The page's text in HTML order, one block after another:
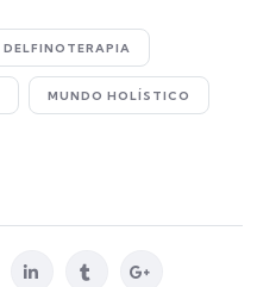
DELFINOTERAPIA
MUNDO HOLÍSTICO